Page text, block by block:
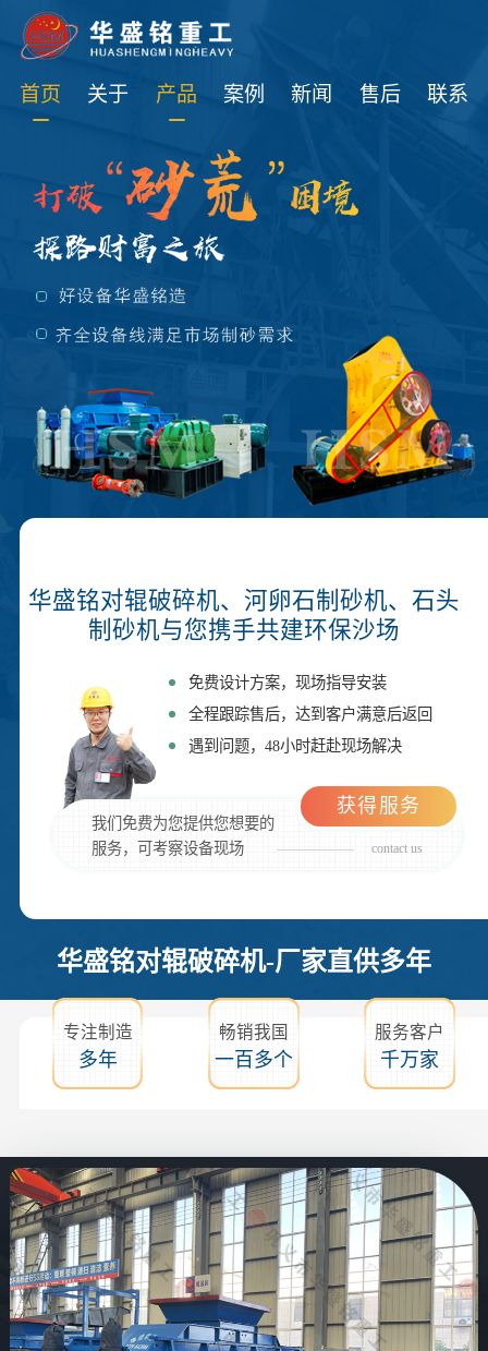
首页 关于 产品 案例 新闻 售后 联系
华盛铭对辊破碎机、河卵石制砂机、石头
制砂机与您携手共建环保沙场
免费设计方案，现场指导安装
全程跟踪售后，达到客户满意后返回
遇到问题，48小时赶赴现场解决
我们免费为您提供您想要的
服务，可考察设备现场
contact us
获得服务
华盛铭对辊破碎机-厂家直供多年
专注制造
多年
畅销我国
一百多个
服务客户
千万家